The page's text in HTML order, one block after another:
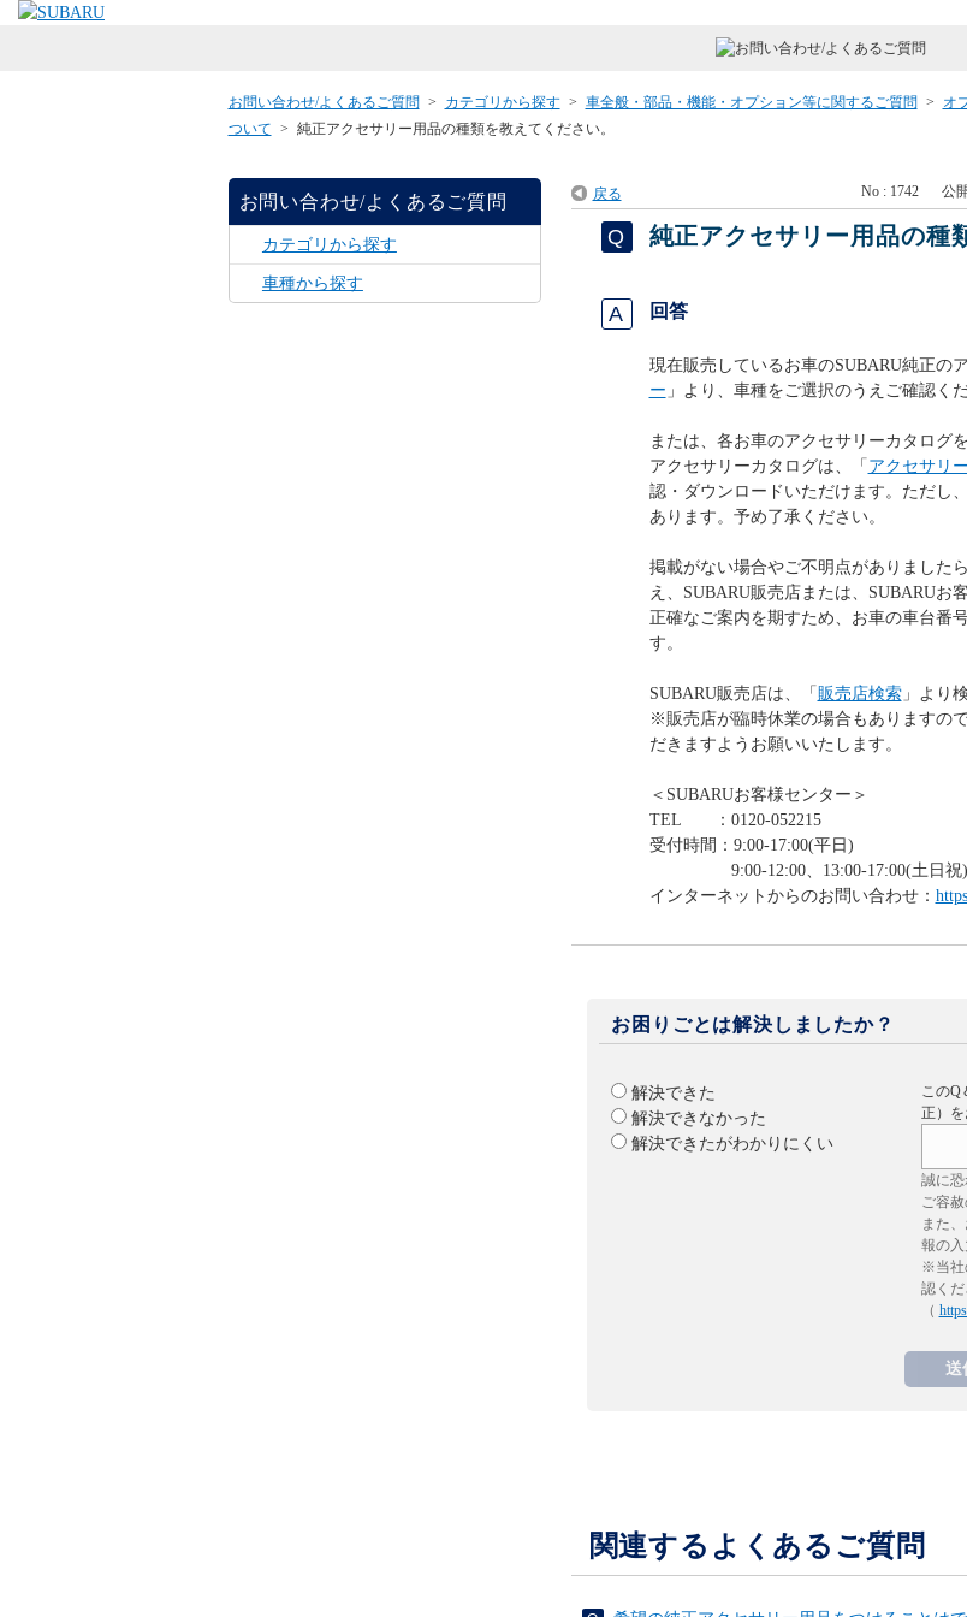
お問い合わせ/よくあるご質問 > カテゴリから探す > 車全般・部品・機能・オプション等に関するご質問 >
オ
ついて > 純正アクセサリー用品の種類を教えてください。
お問い合わせ/よくあるご質問
カテゴリから探す
車種から探す
戻る No : 1742 公
純正アクセサリー用品の種
回答
現在販売しているお車のSUBARU純正の
ー 」より、車種をご選択のうえご確認くだ
または、各お車のアクセサリーカタログ
アクセサリーカタログは、「 アクセサリ
認・ダウンロードいただけます。ただし
あります。予め了承ください。
掲載がない場合やご不明点がありました
え、SUBARU販売店または、SUBARUお
正確なご案内を期すため、お車の車台番
す。
SUBARU販売店は、「 販売店検索」より
※販売店が臨時休業の場合もありますの
だきますようお願いいたします。
＜SUBARUお客様センター＞
TEL ：0120-052215
受付時間：9:00-17:00(平日)
9:00-12:00、13:00-17:00(土日祝)
インターネットからのお問い合わせ：
お困りごとは解決しましたか？
解決できた
解決できなかった
解決できたがわかりにくい
このQ
正）
誠に
ご容
また
報の入
※当社
認くだ
（
関連するよくあるご質問